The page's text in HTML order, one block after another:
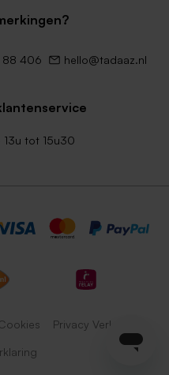
88 406 hello@tadaaz.nl
tot 15u30
Privacy Verklaring